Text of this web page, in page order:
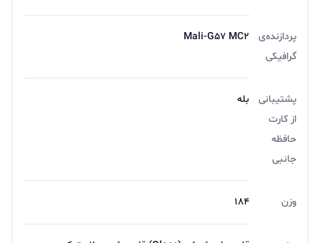
پردازنده‌ی
گرافیکی
Mali-G57 MC2
پشتیبانی
از کارت
حافظه
جانبی
بله
وزن 184